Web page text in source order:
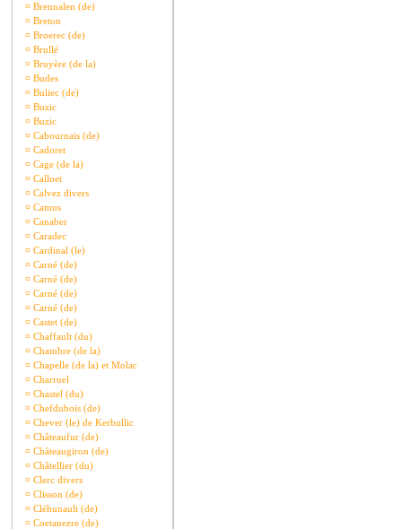
¤ Brennalen (de)
¤ Breton
¤ Broerec (de)
¤ Brullé
¤ Bruyère (de la)
¤ Budes
¤ Buliec (de)
¤ Buzic
¤ Buzic
¤ Cabournais (de)
¤ Cadoret
¤ Cage (de la)
¤ Calloet
¤ Calvez divers
¤ Camus
¤ Canaber
¤ Caradec
¤ Cardinal (le)
¤ Carné (de)
¤ Carné (de)
¤ Carné (de)
¤ Carné (de)
¤ Castet (de)
¤ Chaffault (du)
¤ Chambre (de la)
¤ Chapelle (de la) et Molac
¤ Charruel
¤ Chastel (du)
¤ Chefdubois (de)
¤ Chever (le) de Kerbullic
¤ Châteaufur (de)
¤ Châteaugiron (de)
¤ Châtellier (du)
¤ Clerc divers
¤ Clisson (de)
¤ Cléhunault (de)
¤ Coetanezre (de)